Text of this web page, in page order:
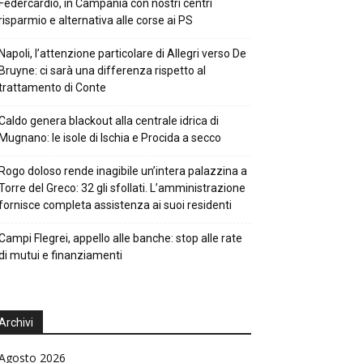
in Campania con nostri centri
e alternativa alle corse ai PS
l’attenzione particolare di Allegri verso De
ci sarà una differenza rispetto al
di Conte
genera blackout alla centrale idrica di
le isole di Ischia e Procida a secco
doloso rende inagibile un’intera palazzina a
del Greco: 32 gli sfollati. L’amministrazione
completa assistenza ai suoi residenti
Flegrei, appello alle banche: stop alle rate
mutui e finanziamenti
2026